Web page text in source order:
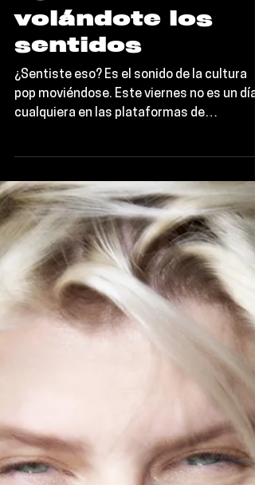
Álbumes
de la Semana:
Robyn, RAYE,
ZIZZY y más que
estarán
¿Sentiste eso? Es el sonido de la cultura
pop moviéndose. Este viernes no es un día
cualquiera en las plataformas de
streaming; es el día en que Robyn decidió
regresar a salvarnos la vida, RAYE
su estatus de leyenda y Yeat nos voló la
cabeza con un álbum doble. Si buscas
música nueva para renovar tus playlists,